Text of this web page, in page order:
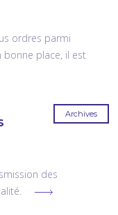
ordres parmi
bonne place, il est
Archives
des